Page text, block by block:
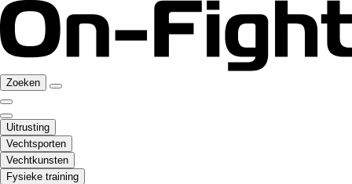
Zoeken
Uitrusting
Vechtsporten
Vechtkunsten
Fysieke training